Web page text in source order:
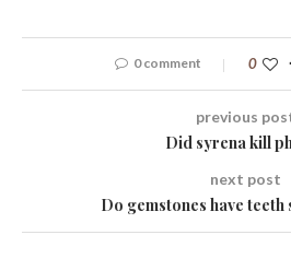
0 comment 0
previous
Did syrena kill
next post
Do gemstones have